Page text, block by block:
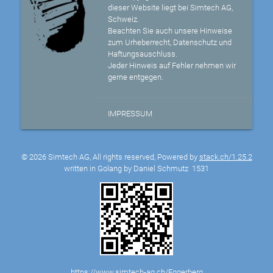
dieser Website liegt bei Simtech AG,
Schweiz.
Beachten Sie auch unsere Hinweise
zum Urheberrecht, Datenschutz und
Haftungsauschluss.
Jeder Hinweis auf Fehler nehmen wir
gerne entgegen.
IMPRESSUM
© 2026 Simtech AG, All rights reserved, Powered by stack.ch/1.25.2
written in Golang by Daniel Schmutz 1531